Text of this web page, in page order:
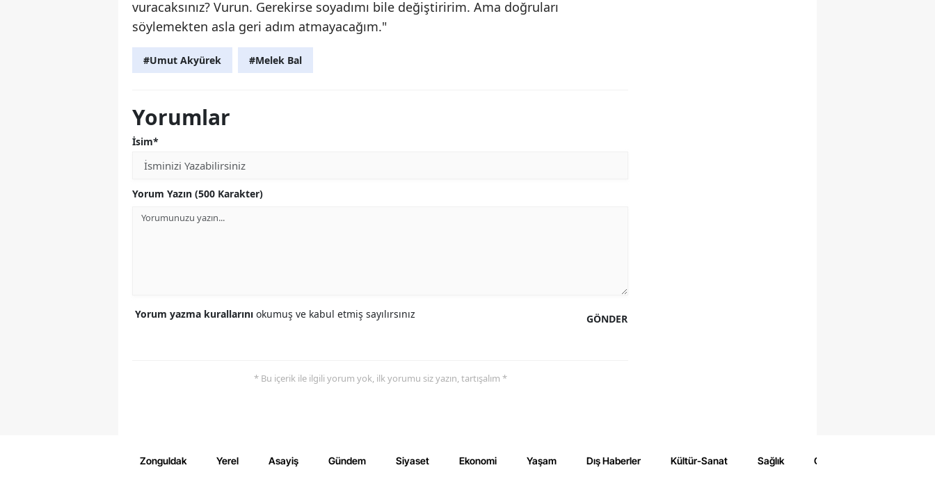
vuracaksınız? Vurun. Gerekirse soyadımı bile değiştiririm. Ama doğruları
söylemekten asla geri adım atmayacağım."
#Umut Akyürek #Melek Bal
Yorumlar
İsim*
Yorum Yazın (500 Karakter)
GÖNDER
Yorum yazma kurallarını okumuş ve kabul etmiş sayılırsınız
* Bu içerik ile ilgili yorum yok, ilk yorumu siz yazın, tartışalım *
Zonguldak Yerel Asayiş Gündem Siyaset Ekonomi Yaşam Dış Haberler Kültür-Sanat Sağlık Çevre